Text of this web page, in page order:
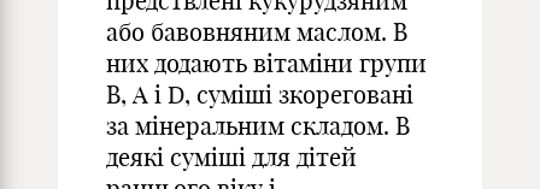
або бавовняним маслом. В
них додають вітаміни групи
В, А і D, суміші зкореговані
за мінеральним складом. В
деякі суміші для дітей